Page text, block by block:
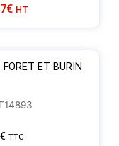
€ HT
FORET ET BURIN
€ TTC